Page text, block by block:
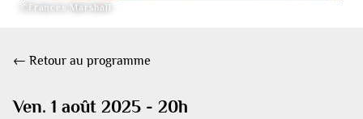
©Frances Marshall
← Retour au programme
Ven. 1 août 2025 - 20h